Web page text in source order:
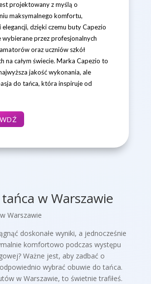
projektowany z myślą o
maksymalnego komfortu,
elegancji, dzięki czemu buty Capezio
wybierane przez profesjonalnych
oraz uczniów szkół
na całym świecie. Marka Capezio to
jakość wykonania, ale
do tańca, która inspiruje od
w Warszawie
Warszawie
doskonałe wyniki, a jednocześnie
komfortowo podczas występu
Ważne jest, aby zadbać o
wybrać obuwie do tańca.
w Warszawie, to świetnie trafiłeś.